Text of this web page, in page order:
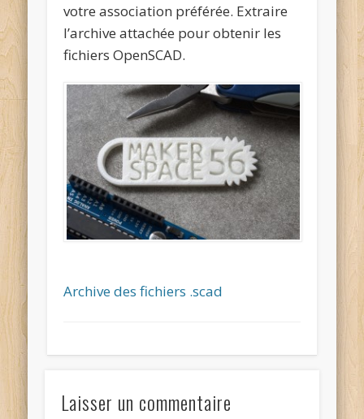
votre association préférée. Extraire
l’archive attachée pour obtenir les
fichiers OpenSCAD.
Archive des fichiers .scad
Laisser un commentaire